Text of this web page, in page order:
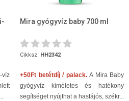
Mira gyógyvíz baby 700 ml
Cikksz. HH2342
+50Ft betétdíj / palack. A Mira Baby
gyógyvíz kíméletes és hatékony
segítséget nyújthat a hasfájós, székr...